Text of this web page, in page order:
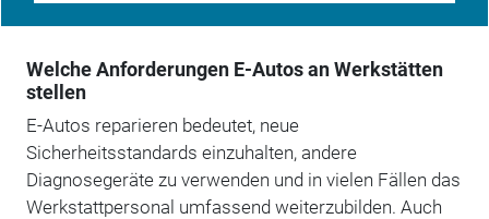
Welche Anforderungen E-Autos an Werkstätten
stellen
E-Autos reparieren bedeutet, neue
Sicherheitsstandards einzuhalten, andere
Diagnosegeräte zu verwenden und in vielen Fällen das
Werkstattpersonal umfassend weiterzubilden. Auch